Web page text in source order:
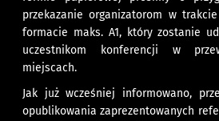
przekazanie organizatorom w
formacie maks. A1, który zostanie
uczestnikom konferencji w
miejscach.
Jak już wcześniej informowano,
opublikowania zaprezentowanych